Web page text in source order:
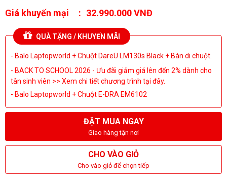
Giá khuyến mại
32.990.000 VNĐ
QUÀ TẶNG / KHUYẾN MÃI
- Balo Laptopworld + Chuột DareU LM130s Black + Bàn di chuột.
- BACK TO SCHOOL 2026 - Ưu đãi giảm giá lên đến 2% dành cho
tân sinh viên >> Xem chi tiết chương trình tại đây.
- Balo Laptopworld + Chuột E-DRA EM6102
ĐẶT MUA NGAY
Giao hàng tận nơi
CHO VÀO GIỎ
Cho vào giỏ để chọn tiếp